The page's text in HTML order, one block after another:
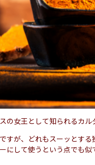
の女王として知られるカ
すが、どれもスーッとす
にして使うという点でも似